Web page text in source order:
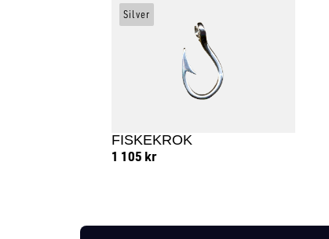
FISKEKROK
1 105 kr
Silver